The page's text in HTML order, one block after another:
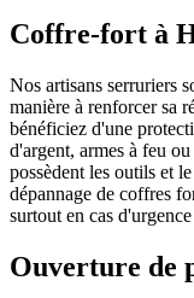
Coffre-fort à
Nos artisans serruriers
manière à renforcer sa
bénéficiez d'une
d'argent, armes à feu
possèdent les outils et
dépannage de coffres
surtout en cas
Ouverture de